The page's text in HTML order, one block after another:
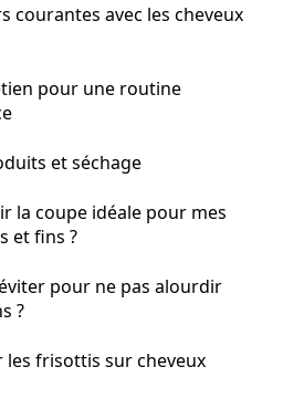
courantes avec les cheveux
pour une routine
et séchage
la coupe idéale pour mes
et fins ?
pour ne pas alourdir
?
les frisottis sur cheveux